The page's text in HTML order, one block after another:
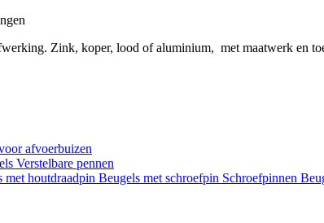
Zink, koper, lood of aluminium, met maatwerk en
afvoerbuizen
Verstelbare pennen
met houtdraadpin Beugels met schroefpin Schroefpinnen